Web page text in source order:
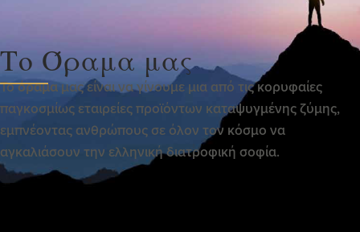
Το Όραμα μας
Τοόραμαμας είναι να γίνουμε μια από τις κορυφαίες
παγκοσμίως εταιρείες προϊόντων καταψυγμένης ζύμης,
εμπνέοντας ανθρώπους σε όλον τον κόσμο να
αγκαλιάσουν την ελληνική διατροφική σοφία.